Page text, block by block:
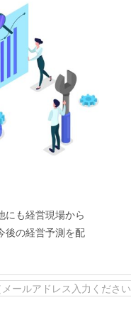
にも経営現場から
後の経営予測を配